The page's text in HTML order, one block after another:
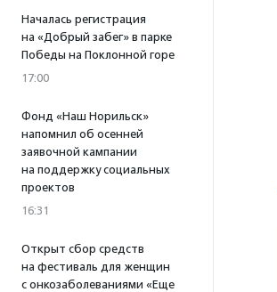
Началась регистрация
на «Добрый забег» в парке
Победы на Поклонной горе
17:00
Фонд «Наш Норильск»
напомнил об осенней
заявочной кампании
на поддержку социальных
проектов
16:31
Открыт сбор средств
на фестиваль для женщин
с онкозаболеваниями «Еще